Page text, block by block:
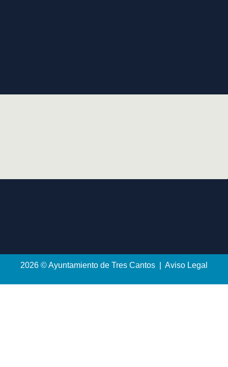
2026 © Ayuntamiento de Tres Cantos | Aviso Legal